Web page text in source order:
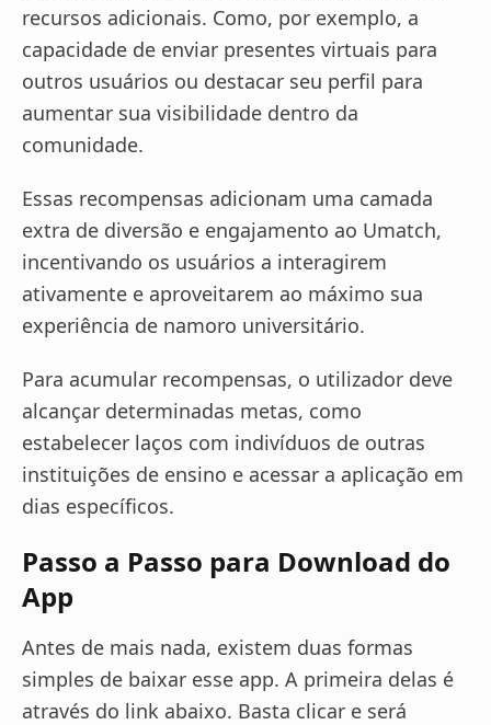
recursos adicionais. Como, por exemplo, a
capacidade de enviar presentes virtuais para
outros usuários ou destacar seu perfil para
aumentar sua visibilidade dentro da
comunidade.
Essas recompensas adicionam uma camada
extra de diversão e engajamento ao Umatch,
incentivando os usuários a interagirem
ativamente e aproveitarem ao máximo sua
experiência de namoro universitário.
Para acumular recompensas, o utilizador deve
alcançar determinadas metas, como
estabelecer laços com indivíduos de outras
instituições de ensino e acessar a aplicação em
dias específicos.
Passo a Passo para Download do
App
Antes de mais nada, existem duas formas
simples de baixar esse app. A primeira delas é
através do link abaixo. Basta clicar e será